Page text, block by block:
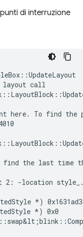
di interruzione
layout call
here. To find
the last time
2: -location
*)
*) 0x0